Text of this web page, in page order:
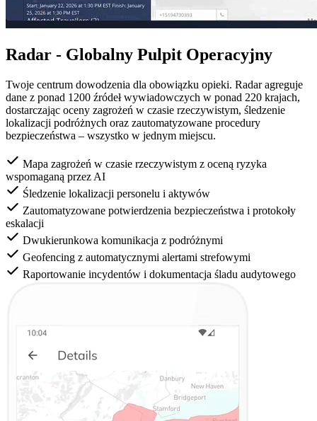
Radar - Globalny Pulpit Operacyjny
Twoje centrum dowodzenia dla obowiązku opieki. Radar agreguje
dane z ponad 1200 źródeł wywiadowczych w ponad 220 krajach,
dostarczając oceny zagrożeń w czasie rzeczywistym, śledzenie
lokalizacji podróżnych oraz zautomatyzowane procedury
bezpieczeństwa – wszystko w jednym miejscu.
Mapa zagrożeń w czasie rzeczywistym z oceną ryzyka
wspomaganą przez AI
Śledzenie lokalizacji personelu i aktywów
Zautomatyzowane potwierdzenia bezpieczeństwa i protokoły
eskalacji
Dwukierunkowa komunikacja z podróżnymi
Geofencing z automatycznymi alertami strefowymi
Raportowanie incydentów i dokumentacja śladu audytowego